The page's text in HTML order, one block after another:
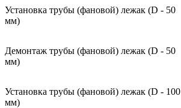
Установка трубы (фановой) лежак (D - 50
мм)
Демонтаж трубы (фановой) лежак (D - 50
мм)
Установка трубы (фановой) лежак (D - 100
мм)